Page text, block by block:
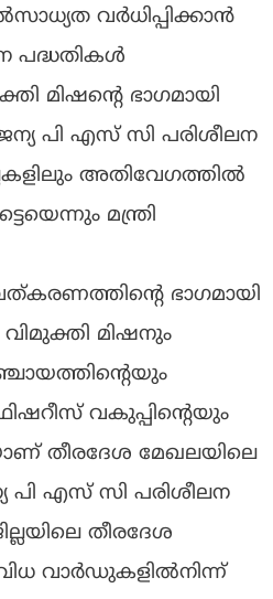
വർധിപ്പിക്കാൻ
പദ്ധതികൾ
മിഷൻ്റെ ഭാഗമായി
പി എസ് സി പരിശീലന
അതിവേഗത്തിൽ
മന്ത്രി
ഭാഗമായി
മിഷനും
വകുപ്പിന്റെയും
തീരദേശ മേഖലയിലെ
എസ് സി പരിശീലന
തീരദേശ
വാർഡുകളിൽനിന്ന്